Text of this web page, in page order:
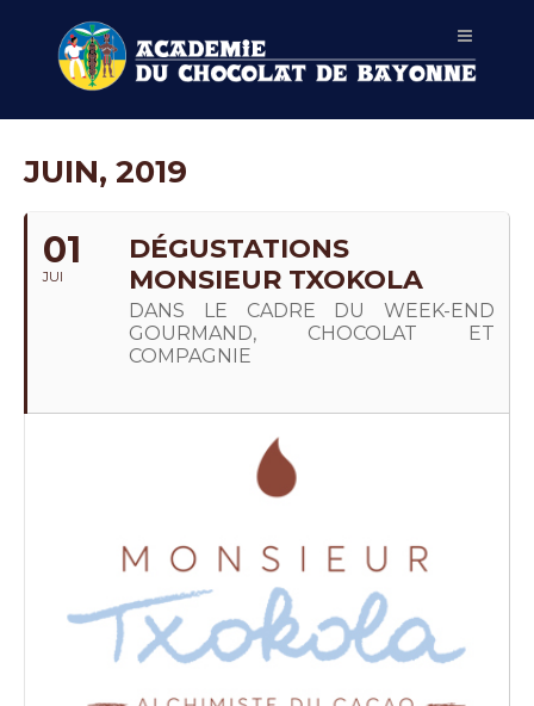
JUIN, 2019
01
JUI
DÉGUSTATIONS
MONSIEUR TXOKOLA
DANS LE CADRE DU WEEK-END
GOURMAND, CHOCOLAT ET
COMPAGNIE